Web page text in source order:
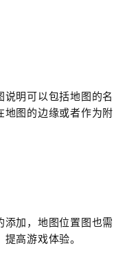
明可以包括地图的名
地图的边缘或者作为附
加，地图位置图也需
高游戏体验。